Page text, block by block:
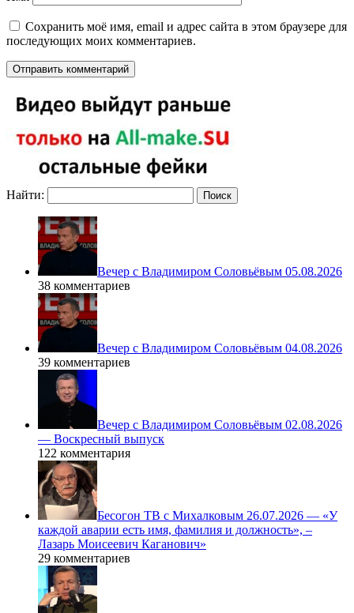
Сохранить моё имя, email и адрес сайта в этом браузере для
последующих моих комментариев.
Найти:
Вечер с Владимиром Соловьёвым 05.08.2026
38 комментариев
Вечер с Владимиром Соловьёвым 04.08.2026
39 комментариев
Вечер с Владимиром Соловьёвым 02.08.2026
— Воскресный выпуск
122 комментария
Бесогон ТВ с Михалковым 26.07.2026 — «У
каждой аварии есть имя, фамилия и должность», –
Лазарь Моисеевич Каганович»
29 комментариев